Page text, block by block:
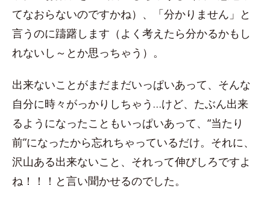
てなおらないのですかね）、「分かりません」と
言うのに躊躇します（よく考えたら分かるかもし
れないし～とか思っちゃう）。
出来ないことがまだまだいっぱいあって、そんな
自分に時々がっかりしちゃう…けど、たぶん出来
るようになったこともいっぱいあって、“当たり
前”になったから忘れちゃっているだけ。それに、
沢山ある出来ないこと、それって伸びしろですよ
ね！！！と言い聞かせるのでした。